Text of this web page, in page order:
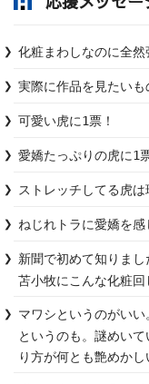
化粧まわしなのに全然
実際に作品を見たいも
可愛い虎に1票！
愛嬌たっぷりの虎に1
ストレッチしてる虎は
ねじれトラに愛嬌を感
新聞で初めて知りまし
苫小牧にこんな化粧
マワシというのがい
というのも。謎めい
り方が何とも艶めかし